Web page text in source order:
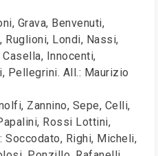
Grava, Benvenuti,
Ruglioni, Londi, Nassi,
Innocenti,
Pellegrini. All.: Maurizio
Zannino, Sepe, Celli,
Rossi Lottini,
Soccodato, Righi, Micheli,